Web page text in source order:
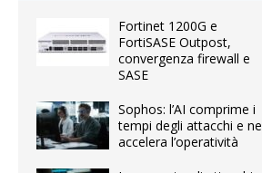
Fortinet 1200G e
FortiSASE Outpost,
convergenza firewall e
SASE
Sophos: l’AI comprime i
tempi degli attacchi e ne
accelera l’operatività